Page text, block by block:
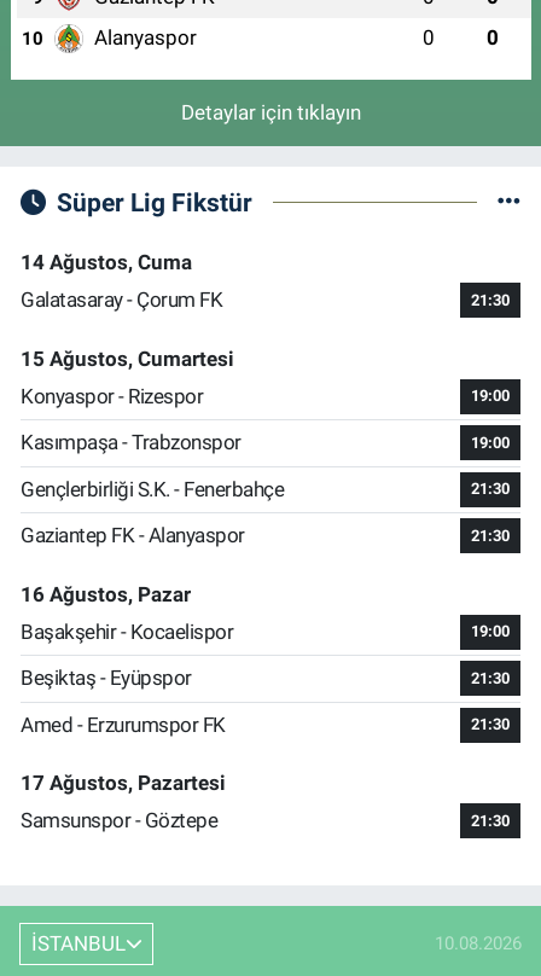
10 Alanyaspor 0 0
Detaylar için tıklayın
Süper Lig Fikstür
14 Ağustos, Cuma
Galatasaray - Çorum FK
21:30
15 Ağustos, Cumartesi
Konyaspor - Rizespor
19:00
Kasımpaşa - Trabzonspor 19:00
Gençlerbirliği S.K. - Fenerbahçe 21:30
Gaziantep FK - Alanyaspor 21:30
16 Ağustos, Pazar
Başakşehir - Kocaelispor
19:00
Beşiktaş - Eyüpspor 21:30
Amed - Erzurumspor FK 21:30
17 Ağustos, Pazartesi
Samsunspor - Göztepe
21:30
İSTANBUL 10.08.2026